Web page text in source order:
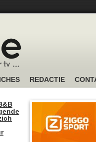
REDACTIE